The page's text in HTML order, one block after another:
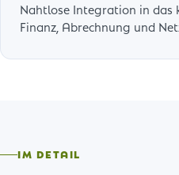
Nahtlose Integration in das
Finanz, Abrechnung und
IM DETAIL